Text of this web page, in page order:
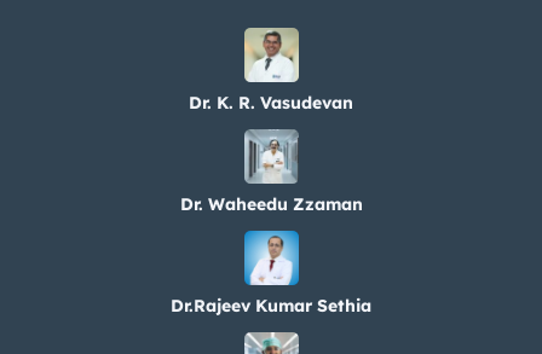
Dr. K. R. Vasudevan
Dr. Waheedu Zzaman
Dr.Rajeev Kumar Sethia